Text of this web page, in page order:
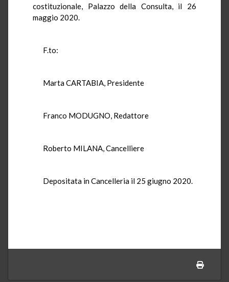
costituzionale, Palazzo della Consulta, il 26
maggio 2020.
F.to:
Marta CARTABIA, Presidente
Franco MODUGNO, Redattore
Roberto MILANA, Cancelliere
Depositata in Cancelleria il 25 giugno 2020.